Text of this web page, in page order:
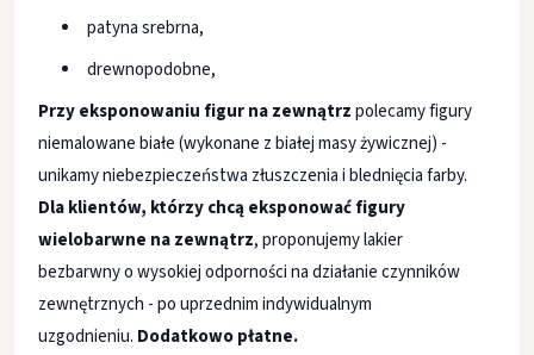
patyna srebrna,
drewnopodobne,
Przy eksponowaniu figur na zewnątrzpolecamy figury
niemalowane białe (wykonane z białej masy żywicznej) -
unikamy niebezpieczeństwa złuszczenia i blednięcia farby.
Dla klientów, którzy chcą eksponować figury
wielobarwne na zewnątrz, proponujemy lakier
bezbarwny o wysokiej odporności na działanie czynników
zewnętrznych - po uprzednim indywidualnym
uzgodnieniu. Dodatkowo płatne.